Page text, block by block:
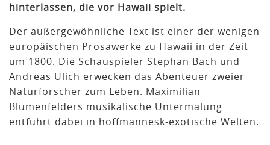
hinterlassen, die vor Hawaii spielt.
Der außergewöhnliche Text ist einer der wenigen
europäischen Prosawerke zu Hawaii in der Zeit
um 1800. Die Schauspieler Stephan Bach und
Andreas Ulich erwecken das Abenteuer zweier
Naturforscher zum Leben. Maximilian
Blumenfelders musikalische Untermalung
entführt dabei in hoffmannesk-exotische Welten.